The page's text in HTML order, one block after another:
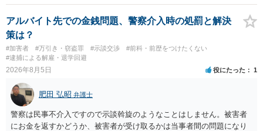
座る女性を盗撮(全体像写真1枚と5秒程度の動画)してしまいました。下
着や胸など強調したものではありません。」とありますが、少なくと
も捜査段階では性的姿態等撮影罪の被疑事実で逮捕勾留されるケース
が私の弁護経験では多くなった印象です（最終的には不起訴ないし各
都道府県の迷惑防止条例違反になることもあります）。2度としないこ
とをお勧めいたします。ご参考にしてください。
アルバイト先での金銭問題、警察介入時の処罰と解決
策は？
#加害者 #万引き・窃盗罪 #示談交渉
#前科・前歴をつけたくない
#逮捕による解雇・退学回避
2026年8月5日 役にたった 1
肥田 弘昭 弁護士
警察は民事不介入ですので示談斡旋のようなことはしません。被害者
にお金を返すかどうか、被害者が受け取るかは当事者間の問題になり